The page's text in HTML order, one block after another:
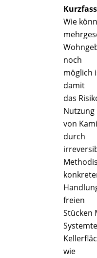
Wie
noch
möglich
damit
das
Nutzung
von
durch
freien
Stücken
wie